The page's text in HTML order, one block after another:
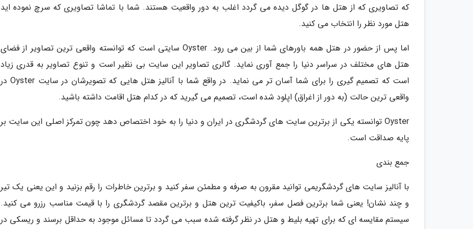
که تصاویری که از هتل ها در گوگل دیده می گردد اغلب به دور واقعیت هستند. شما با تماشا تصاویری که سرچ نموده اید
هتل مورد نظر را انتخاب می کنید.
اما پس از حضور در هتل همه باورهای شما از بین می رود. Oyster سایتی است که توانسته واقعی ترین تصاویر از فضای
هتل های مختلف در سراسر دنیا را جمع آوری نماید. گالری تصاویر این سایت بی نظیر است و تنوع تصاویر به قدری زیاد
است که تصمیم گیری را برای شما آسان تر می نماید. در واقع شما با آنالیز هتل هایی که تصویرشان در سایت Oyster در
واقعی ترین حالت (به دور از اغراق) اپلود شده است، تصمیم می گیرید که در کدام هتل اقامت داشته باشید.
Oyster توانسته یکی از برترین سایت های گردشگری در ایران و دنیا را به خود اختصاص دهد چون تمرکز اصلی این سایت بر
پایه صداقت است.
جمع بندی
با آنالیز سایت های گردشگریمی توانید مقرون به صرفه و مطمئن سفر کنید و برترین خاطرات را رقم بزنید و این یعنی یک تیر
و چند نشان! یعنی شما برترین فصل سفر، باکیفیت ترین هتل و برترین مقصد گردشگری را با قیمت مناسب رزرو می کنید.
سیستم مقایسه ای که برای تهیه بلیط و هتل در نظر گرفته شده سبب می گردد تا مسائل موجود به حداقل برسند و ریسکی در